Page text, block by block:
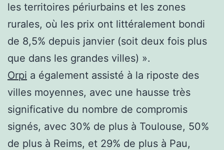
les territoires périurbains et les zones
rurales, où les prix ont littéralement bondi
de 8,5% depuis janvier (soit deux fois plus
que dans les grandes villes) ».
Orpi a également assisté à la riposte des
villes moyennes, avec une hausse très
significative du nombre de compromis
signés, avec 30% de plus à Toulouse, 50%
de plus à Reims, et 29% de plus à Pau,